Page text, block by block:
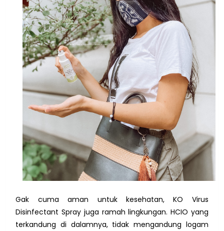
Gak cuma aman untuk kesehatan, KO Virus
Disinfectant Spray juga ramah lingkungan. HCIO yang
terkandung di dalamnya, tidak mengandung logam